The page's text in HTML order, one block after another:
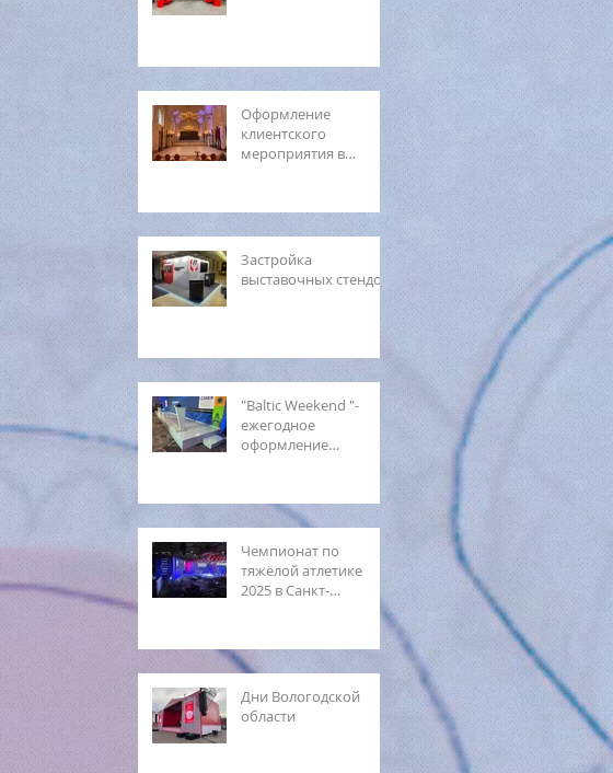
Оформление
клиентского
мероприятия в
Застройка
выставочных стендов
"Baltic Weekend "-
ежегодное
оформление
Чемпионат по
тяжёлой атлетике
2025 в Санкт-
закулисье события
Дни Вологодской
области